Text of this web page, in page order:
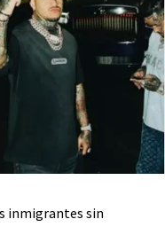
inmigrantes sin